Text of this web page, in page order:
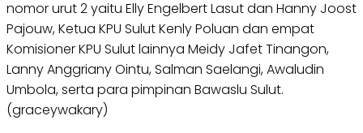
nomor urut 2 yaitu Elly Engelbert Lasut dan Hanny Joost
Pajouw, Ketua KPU Sulut Kenly Poluan dan empat
Komisioner KPU Sulut lainnya Meidy Jafet Tinangon,
Lanny Anggriany Ointu, Salman Saelangi, Awaludin
Umbola, serta para pimpinan Bawaslu Sulut.
(graceywakary)